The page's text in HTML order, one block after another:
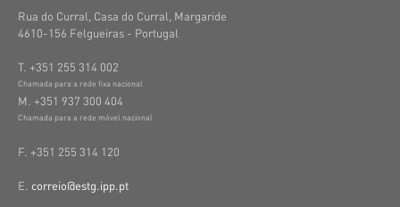
Rua do Curral, Casa do Curral, Margaride
4610-156 Felgueiras - Portugal
T. +351 255 314 002
Chamada para a rede fixa nacional
M. +351 937 300 404
Chamada para a rede móvel nacional
F. +351 255 314 120
E. correio@estg.ipp.pt